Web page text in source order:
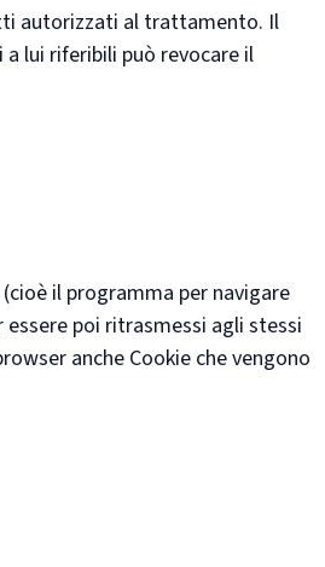
autorizzati al trattamento. Il
lui riferibili può revocare il
il programma per navigare
poi ritrasmessi agli stessi
anche Cookie che vengono